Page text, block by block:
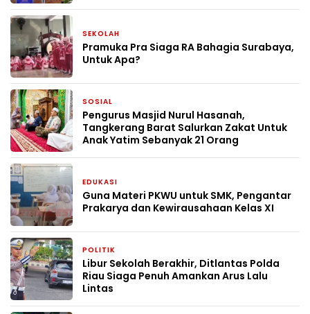
SEKOLAH
Pramuka Pra Siaga RA Bahagia Surabaya,
Untuk Apa?
SOSIAL
Pengurus Masjid Nurul Hasanah,
Tangkerang Barat Salurkan Zakat Untuk
Anak Yatim Sebanyak 21 Orang
EDUKASI
Guna Materi PKWU untuk SMK, Pengantar
Prakarya dan Kewirausahaan Kelas XI
POLITIK
Libur Sekolah Berakhir, Ditlantas Polda
Riau Siaga Penuh Amankan Arus Lalu
Lintas